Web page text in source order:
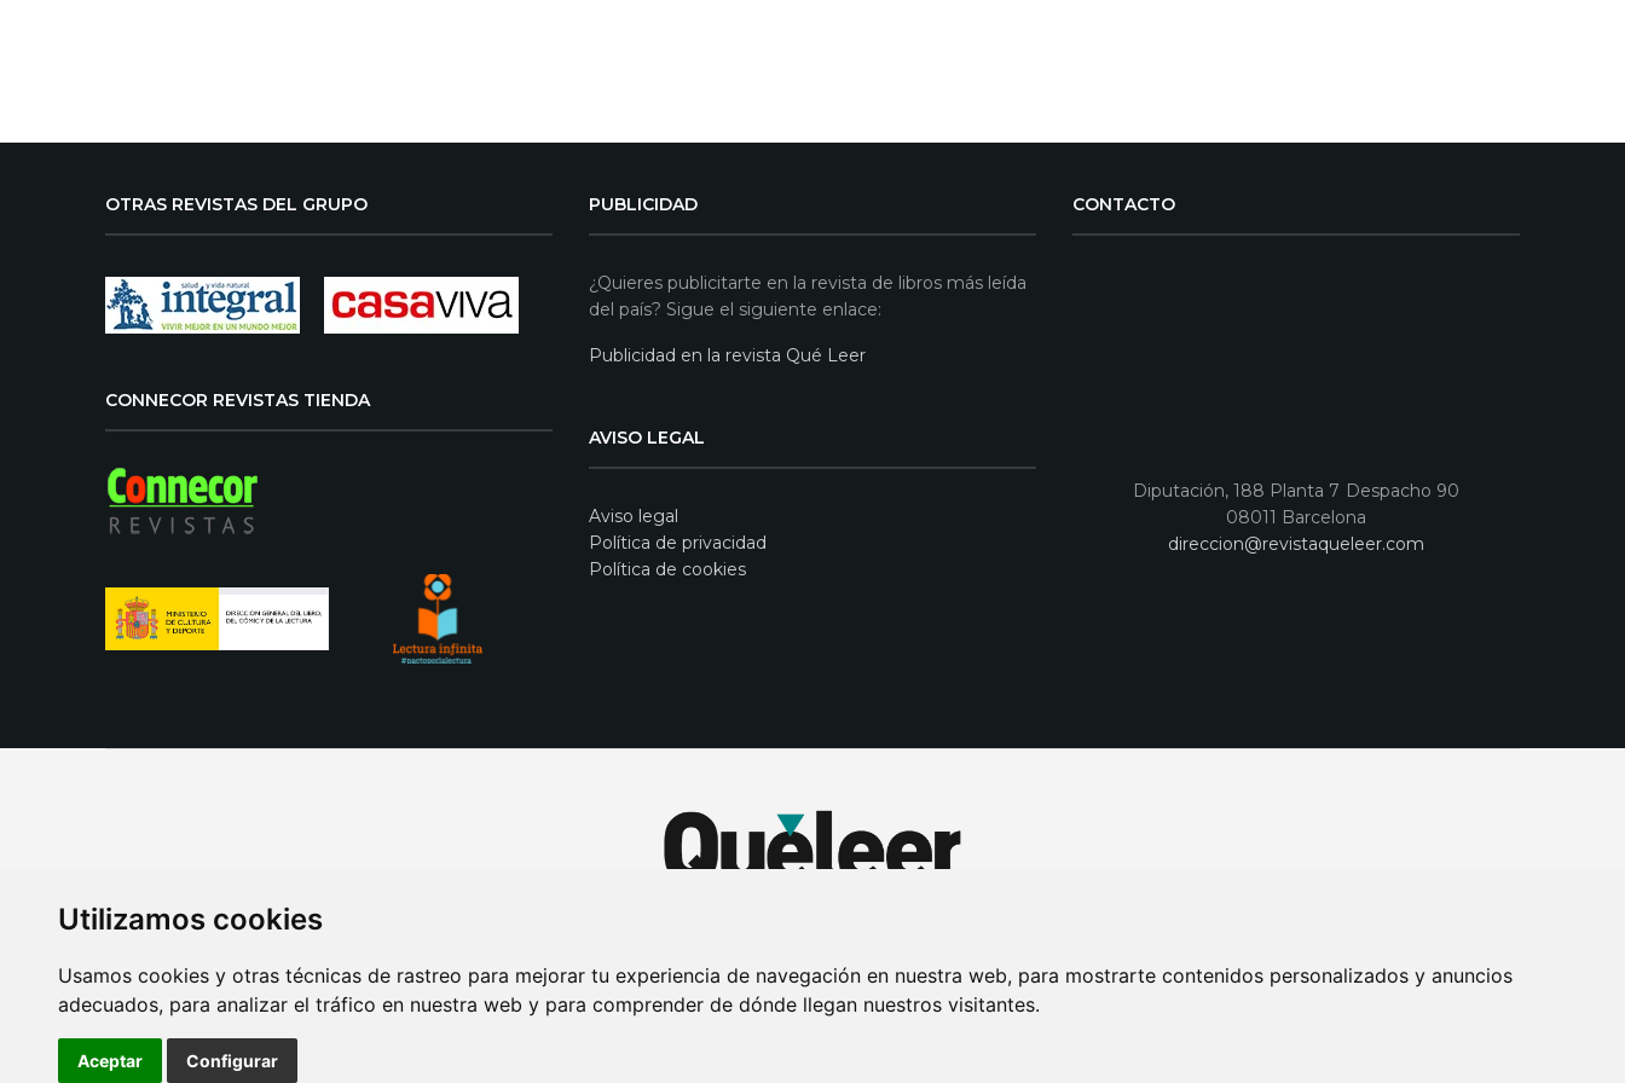
Utilizamos cookies
Usamos cookies y otras técnicas de rastreo para mejorar tu experiencia de navegación en nuestra web, para mostrarte contenidos personalizados y anuncios
adecuados, para analizar el tráfico en nuestra web y para comprender de dónde llegan nuestros visitantes.
Aceptar Configurar
OTRAS REVISTAS DEL GRUPO
CONNECOR REVISTAS TIENDA
PUBLICIDAD
¿Quieres publicitarte en la revista de libros más leída
del país? Sigue el siguiente enlace:
Publicidad en la revista Qué Leer
AVISO LEGAL
Aviso legal
Política de privacidad
Política de cookies
CONTACTO
Diputación, 188 Planta 7 Despacho 90
08011 Barcelona
direccion@revistaqueleer.com
AVISO LEGAL POLITICA DE COOKIES POLITICA DE PRIVACIDAD PUBLICIDAD EN LA REVISTA QUÉ LEER SORTEO-PREESTRENOS